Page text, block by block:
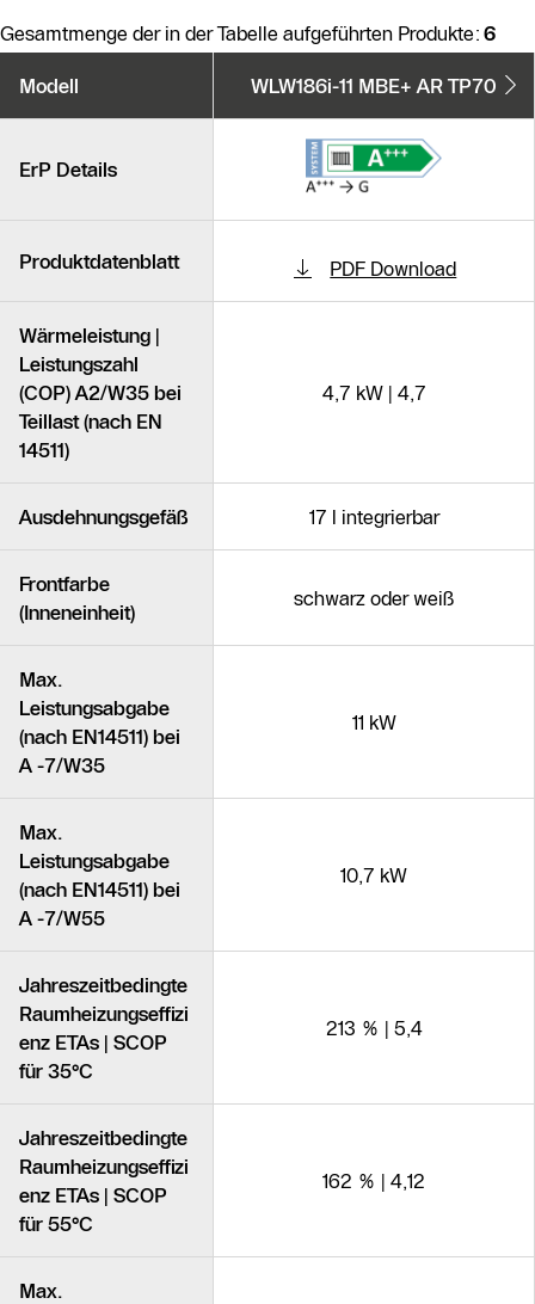
Gesamtmenge der in der Tabelle aufgeführten Produkte: 6
Modell WLW186i-11 MBE+ AR TP70
ErP Details
Produktdatenblatt PDF Download
Wärmeleistung |
Leistungszahl
(COP) A2/W35 bei
Teillast (nach EN
14511)
4,7 kW | 4,7
Ausdehnungsgefäß 17 l integrierbar
Frontfarbe
(Inneneinheit)
schwarz oder weiß
Max.
Leistungsabgabe
(nach EN14511) bei
A -7/W35
11 kW
Max.
Leistungsabgabe
(nach EN14511) bei
A -7/W55
10,7 kW
Jahreszeitbedingte
Raumheizungseffizi
enz ETAs | SCOP
für 35°C
213 % | 5,4
Jahreszeitbedingte
Raumheizungseffizi
enz ETAs | SCOP
für 55°C
162 % | 4,12
Max.